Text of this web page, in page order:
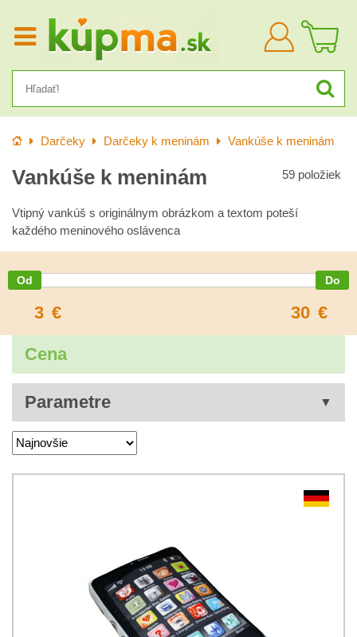
Prihlásiť
sa
Úvod Darčeky Darčeky k meninám Vankúše k meninám
Vankúše k meninám 59 položiek
Vtipný vankúš s originálnym obrázkom a textom poteší
každého meninového oslávenca
3 € 30 €
Cena
Parametre